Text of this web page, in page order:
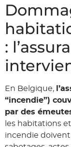
:
En Belgique,
“incendie”)
par des
les habitations
incendie